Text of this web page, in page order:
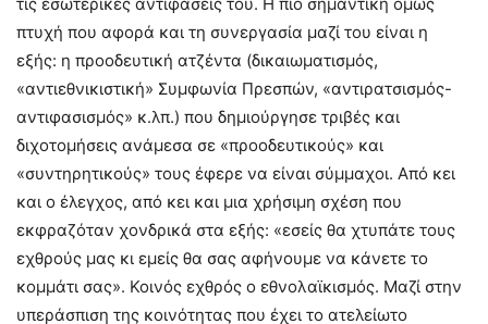
πτυχή που αφορά και τη συνεργασία μαζί του είναι η
εξής: η προοδευτική ατζέντα (δικαιωματισμός,
«αντιεθνικιστική» Συμφωνία Πρεσπών, «αντιρατσισμός-
αντιφασισμός» κ.λπ.) που δημιούργησε τριβές και
διχοτομήσεις ανάμεσα σε «προοδευτικούς» και
«συντηρητικούς» τους έφερε να είναι σύμμαχοι. Από κει
και ο έλεγχος, από κει και μια χρήσιμη σχέση που
εκφραζόταν χονδρικά στα εξής: «εσείς θα χτυπάτε τους
εχθρούς μας κι εμείς θα σας αφήνουμε να κάνετε το
κομμάτι σας». Κοινός εχθρός ο εθνολαϊκισμός. Μαζί στην
υπεράσπιση της κοινότητας που έχει το ατελείωτο